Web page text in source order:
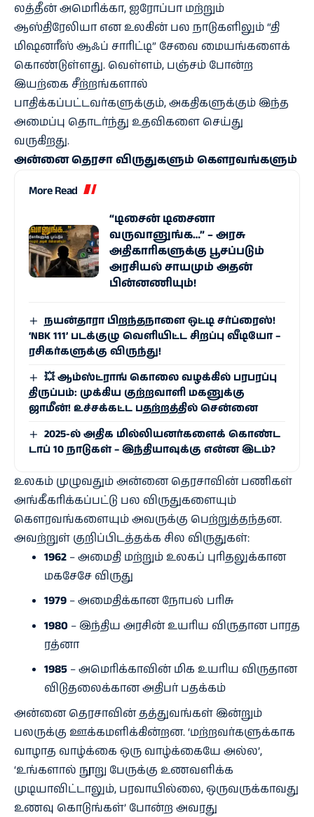
லத்தீன் அமெரிக்கா, ஐரோப்பா மற்றும்
ஆஸ்திரேலியா என உலகின் பல நாடுகளிலும் “தி
மிஷனரீஸ் ஆஃப் சாரிட்டி” சேவை மையங்களைக்
கொண்டுள்ளது. வெள்ளம், பஞ்சம் போன்ற
இயற்கை சீற்றங்களால்
பாதிக்கப்பட்டவர்களுக்கும், அகதிகளுக்கும் இந்த
அமைப்பு தொடர்ந்து உதவிகளை செய்து
வருகிறது.
அன்னை தெரசா விருதுகளும் கௌரவங்களும்
More Read
“டிசைன் டிசைனா
வருவானுங்க…” – அரசு
அதிகாரிகளுக்கு பூசப்படும்
அரசியல் சாயமும் அதன்
பின்னணியும்!
நயன்தாரா பிறந்தநாளை ஒட்டி சர்ப்ரைஸ்!
‘NBK 111’ படக்குழு வெளியிட்ட சிறப்பு வீடியோ –
ரசிகர்களுக்கு விருந்து!
💥 ஆம்ஸ்ட்ராங் கொலை வழக்கில் பரபரப்பு
திருப்பம்: முக்கிய குற்றவாளி மகனுக்கு
ஜாமீன்! உச்சக்கட்ட பதற்றத்தில் சென்னை
2025-ல் அதிக மில்லியனர்களைக் கொண்ட
டாப் 10 நாடுகள் – இந்தியாவுக்கு என்ன இடம்?
உலகம் முழுவதும் அன்னை தெரசாவின் பணிகள்
அங்கீகரிக்கப்பட்டு பல விருதுகளையும்
கௌரவங்களையும் அவருக்கு பெற்றுத்தந்தன.
அவற்றுள் குறிப்பிடத்தக்க சில விருதுகள்:
1962– அமைதி மற்றும் உலகப் புரிதலுக்கான
மகசேசே விருது
1979– அமைதிக்கான நோபல் பரிசு
1980– இந்திய அரசின் உயரிய விருதான பாரத
ரத்னா
1985– அமெரிக்காவின் மிக உயரிய விருதான
விடுதலைக்கான அதிபர் பதக்கம்
அன்னை தெரசாவின் தத்துவங்கள் இன்றும்
பலருக்கு ஊக்கமளிக்கின்றன. ‘மற்றவர்களுக்காக
வாழாத வாழ்க்கை ஒரு வாழ்க்கையே அல்ல’,
‘உங்களால் நூறு பேருக்கு உணவளிக்க
முடியாவிட்டாலும், பரவாயில்லை, ஒருவருக்காவது
உணவு கொடுங்கள்’ போன்ற அவரது